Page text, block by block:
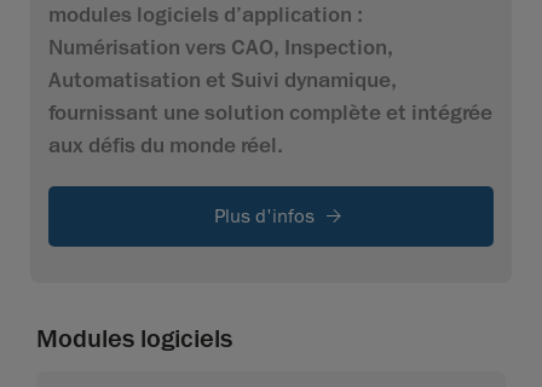
modules logiciels d’application :
Numérisation vers CAO, Inspection,
Automatisation et Suivi dynamique,
fournissant une solution complète et intégrée
aux défis du monde réel.
Plus d'infos
Modules logiciels